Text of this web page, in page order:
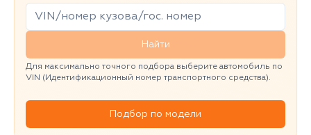
Найти
Для максимально точного подбора выберите автомобиль по
VIN (Идентификационный номер транспортного средства).
Подбор по модели